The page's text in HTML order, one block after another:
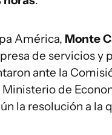
América, Monte
de servicios y
ante la
de
la resolución a la